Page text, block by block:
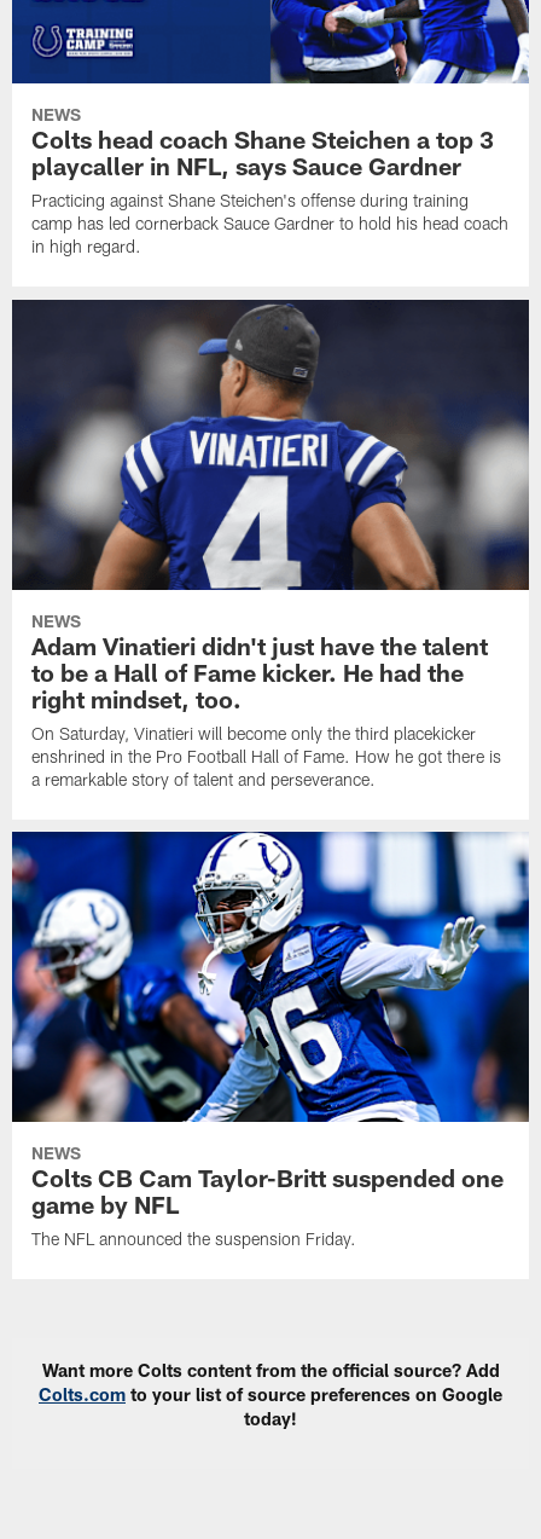
NEWS
Colts head coach Shane Steichen a top 3
playcaller in NFL, says Sauce Gardner
Practicing against Shane Steichen's offense during training
camp has led cornerback Sauce Gardner to hold his head coach
in high regard.
NEWS
Adam Vinatieri didn't just have the talent
to be a Hall of Fame kicker. He had the
right mindset, too.
On Saturday, Vinatieri will become only the third placekicker
enshrined in the Pro Football Hall of Fame. How he got there is
a remarkable story of talent and perseverance.
NEWS
Colts CB Cam Taylor-Britt suspended one
game by NFL
The NFL announced the suspension Friday.
Want more Colts content from the official source? Add
Colts.com to your list of source preferences on Google
today!